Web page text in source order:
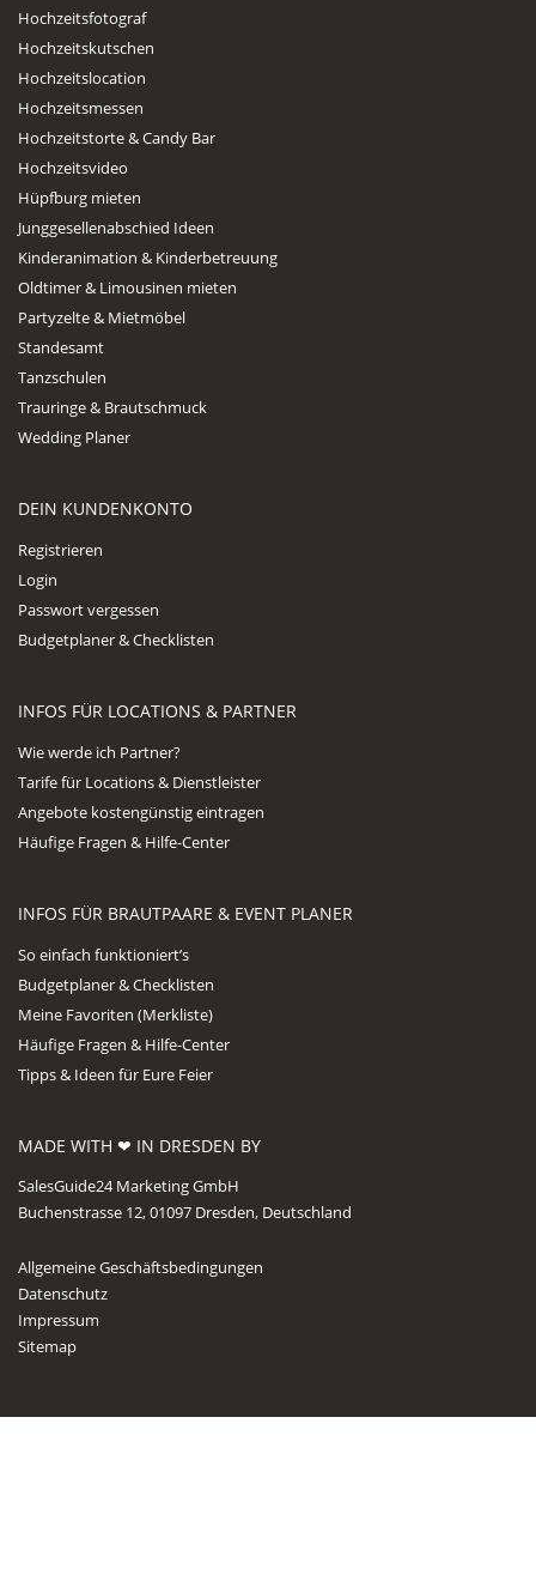
Hochzeitsfotograf
Hochzeitskutschen
Hochzeitslocation
Hochzeitsmessen
Hochzeitstorte & Candy Bar
Hochzeitsvideo
Hüpfburg mieten
Junggesellenabschied Ideen
Kinderanimation & Kinderbetreuung
Oldtimer & Limousinen mieten
Partyzelte & Mietmöbel
Standesamt
Tanzschulen
Trauringe & Brautschmuck
Wedding Planer
DEIN KUNDENKONTO
Registrieren
Login
Passwort vergessen
Budgetplaner & Checklisten
INFOS FÜR LOCATIONS & PARTNER
Wie werde ich Partner?
Tarife für Locations & Dienstleister
Angebote kostengünstig eintragen
Häufige Fragen & Hilfe-Center
INFOS FÜR BRAUTPAARE & EVENT PLANER
So einfach funktioniert’s
Budgetplaner & Checklisten
Meine Favoriten (Merkliste)
Häufige Fragen & Hilfe-Center
Tipps & Ideen für Eure Feier
MADE WITH ❤ IN DRESDEN BY
SalesGuide24 Marketing GmbH
Buchenstrasse 12, 01097 Dresden, Deutschland
Allgemeine Geschäftsbedingungen
Datenschutz
Impressum
Sitemap